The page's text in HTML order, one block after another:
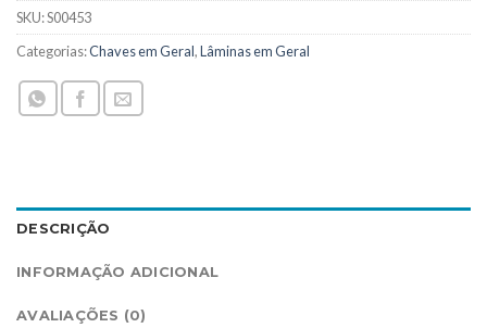
SKU:S00453
Categorias:Chaves em Geral,Lâminas em Geral
DESCRIÇÃO
INFORMAÇÃO ADICIONAL
AVALIAÇÕES (0)